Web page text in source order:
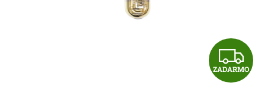
Z
A
ZADARMO